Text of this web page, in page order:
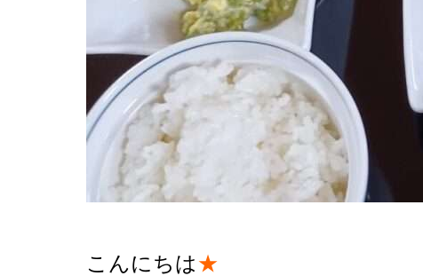
こんにちは★